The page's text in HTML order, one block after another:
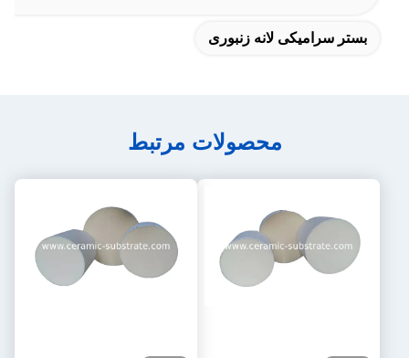
بستر سرامیکی لانه زنبوری
محصولات مرتبط